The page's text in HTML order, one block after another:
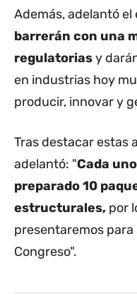
Además, adelantó el
barrerán con una
regulatoriasy
en industrias hoy
producir, innovar y
Tras destacar estas
adelantó: "Cada
preparado 10
estructurales, por
presentaremos
Congreso".